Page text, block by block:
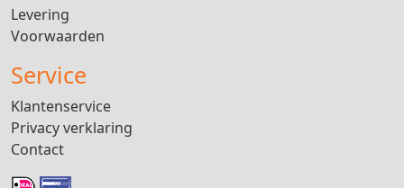
Levering
Voorwaarden
Service
Klantenservice
Privacy verklaring
Contact